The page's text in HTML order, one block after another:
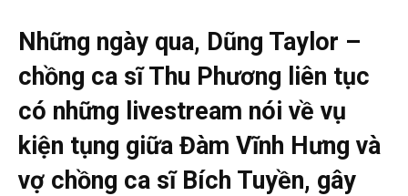
Những ngày qua, Dũng Taylor –
chồng ca sĩ Thu Phương liên tục
có những livestream nói về vụ
kiện tụng giữa Đàm Vĩnh Hưng và
vợ chồng ca sĩ Bích Tuyền, gây